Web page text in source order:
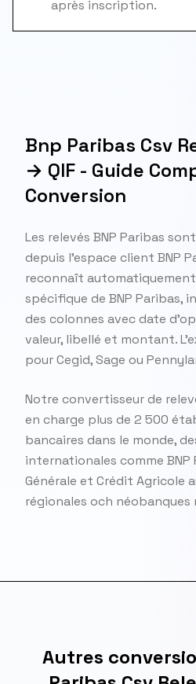
après inscription.
Bnp Paribas Csv
→ QIF - Guide
Conversion
Les relevés BNP Paribas
depuis l'espace client BNP
reconnaît
spécifique de BNP Paribas,
des colonnes avec date
valeur, libellé et montant.
pour Cegid, Sage ou
Notre convertisseur de
en charge plus de 2 500
bancaires dans le monde,
internationales comme BNP
Générale et Crédit Agricole
régionales och néobanques
Autres